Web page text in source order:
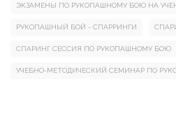
ЭКЗАМЕНЫ ПО РУКОПАШНОМУ БОЮ НА
РУКОПАШНЫЙ БОЙ - СПАРРИНГИ
СПАРИНГ СЕССИЯ ПО РУКОПАШНОМУ БОЮ
УЧЕБНО-МЕТОДИЧЕСКИЙ СЕМИНАР ПО